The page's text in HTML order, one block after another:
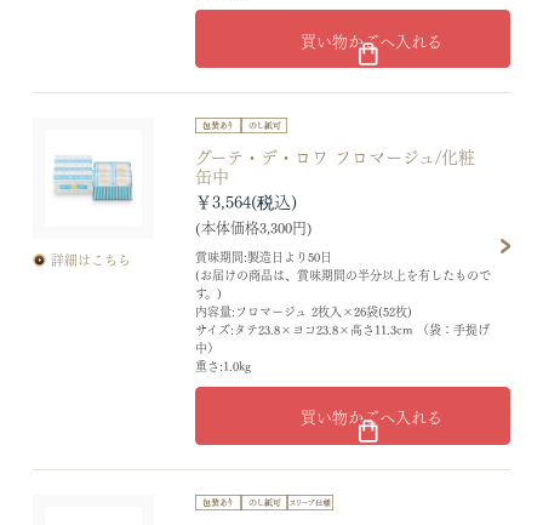
買い物かごへ入れる
詳細はこちら
グーテ・デ・ロワ フロマージュ/化粧
缶中
賞味期間:製造日より50日
(お届けの商品は、賞味期間の半分以上を有したもので
す。)
内容量:フロマージュ 2枚入×26袋(52枚)
サイズ:タテ23.8×ヨコ23.8×高さ11.3cm （袋：手提げ
中）
重さ:1.0kg
￥3,564
(本体価格3,300円)
買い物かごへ入れる